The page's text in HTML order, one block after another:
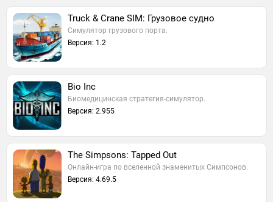
Truck & Crane SIM: Грузовое судно
Симулятор грузового порта.
Версия: 1.2
Bio Inc
Биомедицинская стратегия-симулятор.
Версия: 2.955
The Simpsons: Tapped Out
Онлайн-игра по вселенной знаменитых Симпсонов.
Версия: 4.69.5